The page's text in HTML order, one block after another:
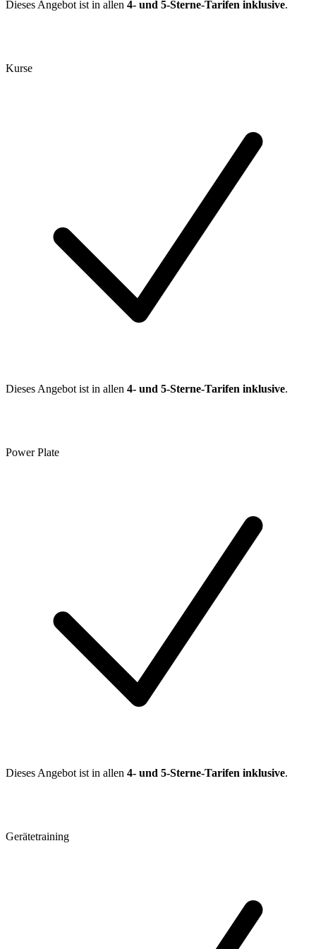
Dieses Angebot ist in allen 4- und 5-Sterne-Tarifen inklusive.
Kurse
Dieses Angebot ist in allen 4- und 5-Sterne-Tarifen inklusive.
Power Plate
Dieses Angebot ist in allen 4- und 5-Sterne-Tarifen inklusive.
Gerätetraining